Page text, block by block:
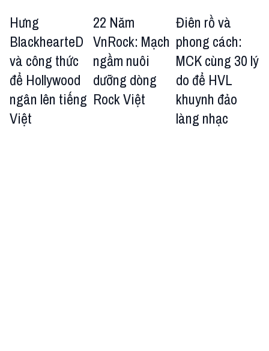
Hưng
BlackhearteD
và công thức
để Hollywood
ngân lên tiếng
Việt
22 Năm
VnRock: Mạch
ngầm nuôi
dưỡng dòng
Rock Việt
Điên rồ và
phong cách:
MCK cùng 30 lý
do để HVL
khuynh đảo
làng nhạc